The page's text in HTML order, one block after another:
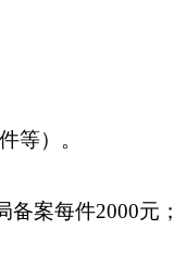
等）。
案每件2000元